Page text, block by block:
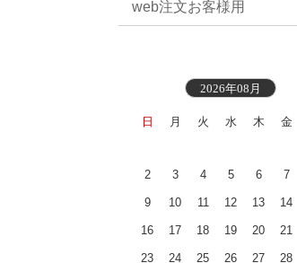
web注文お客様用
2026年08月
日 月 火 水 木 金
2 3 4 5 6 7
9 10 11 12 13 14
16 17 18 19 20 21
23 24 25 26 27 28